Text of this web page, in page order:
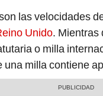
las velocidades
Unido. Mientras
o milla
una milla contiene